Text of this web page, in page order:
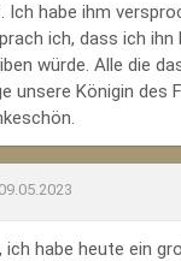
Ich habe ihm
ich, dass ich ihn
würde. Alle die
unsere Königin des
habe heute ein